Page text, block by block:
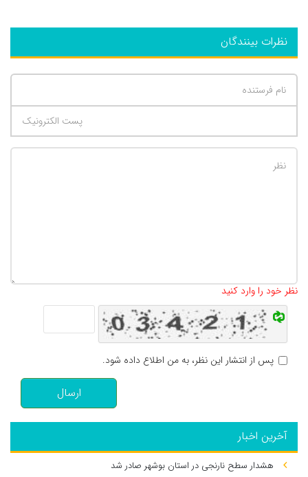
نظرات بینندگان
نظر خود را وارد کنید
پس از انتشار این نظر، به من اطلاع داده شود.
ارسال
آخرین اخبار
هشدار سطح نارنجی در استان بوشهر صادر شد